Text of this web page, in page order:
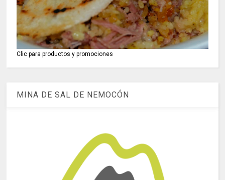
Clic para productos y promociones
MINA DE SAL DE NEMOCÓN